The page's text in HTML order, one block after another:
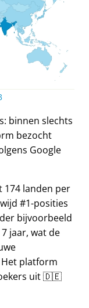
binnen slechts
bezocht
Google
174 landen per
#1-posities
bijvoorbeeld
jaar, wat de
platform
uit 🇩🇪